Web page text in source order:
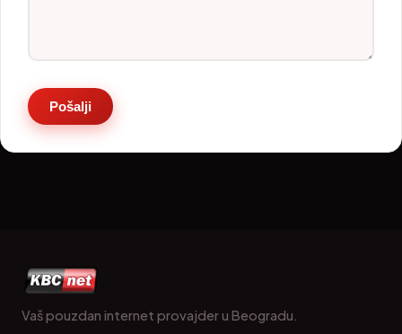
Pošalji
Vaš pouzdan internet provajder u Beogradu.